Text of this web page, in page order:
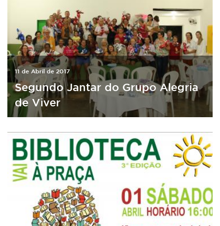
11 de Abril de 2017
Segundo Jantar do Grupo Alegria
de Viver